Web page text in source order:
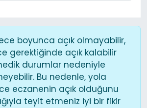
boyunca açık olmayabilir,
gerektiğinde açık kalabilir
durumlar nedeniyle
Bu nedenle, yola
eczanenin açık olduğunu
teyit etmeniz iyi bir fikir